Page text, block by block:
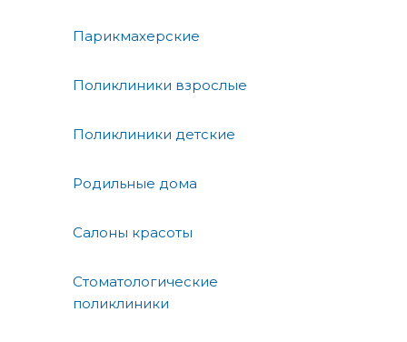
Парикмахерские
Поликлиники взрослые
Поликлиники детские
Родильные дома
Салоны красоты
Стоматологические
поликлиники